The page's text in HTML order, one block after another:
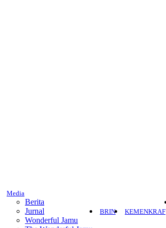
Media
Berita
Jurnal
Wonderful Jamu
BRIN KEMENKRAF